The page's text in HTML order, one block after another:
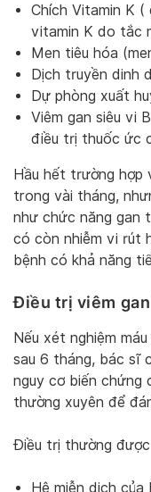
Chích Vitamin K
vitamin K do tắc
Men tiêu hóa
Dịch truyền dinh
Dự phòng xuất
Viêm gan siêu vi
điều trị thuốc ức
Hầu hết trường hợp
trong vài tháng,
như chức năng gan
có còn nhiễm vi rút
bệnh có khả năng
Điều trị viêm
Nếu xét nghiệm
sau 6 tháng, bác sĩ
nguy cơ biến chứng
thường xuyên để
Điều trị thường
Hệ miễn dịch